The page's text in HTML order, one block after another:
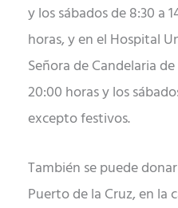
y los sábados de 8:30 a
horas, y en el Hospital
Señora de Candelaria
20:00 horas y los
excepto festivos.
También se puede
Puerto de la Cruz, en la